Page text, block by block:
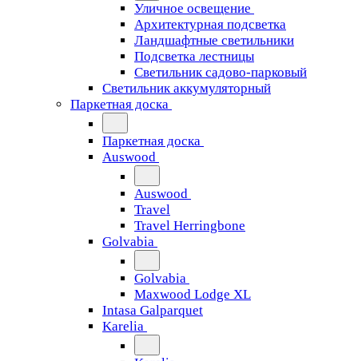
Уличное освещение
Архитектурная подсветка
Ландшафтные светильники
Подсветка лестницы
Светильник садово-парковый
Светильник аккумуляторный
Паркетная доска
Паркетная доска
Auswood
Auswood
Travel
Travel Herringbone
Golvabia
Golvabia
Maxwood Lodge XL
Intasa Galparquet
Karelia